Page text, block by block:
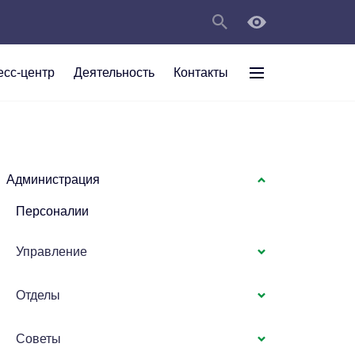
центр Деятельность Контакты
Администрация
Персоналии
Управление
Отделы
Советы